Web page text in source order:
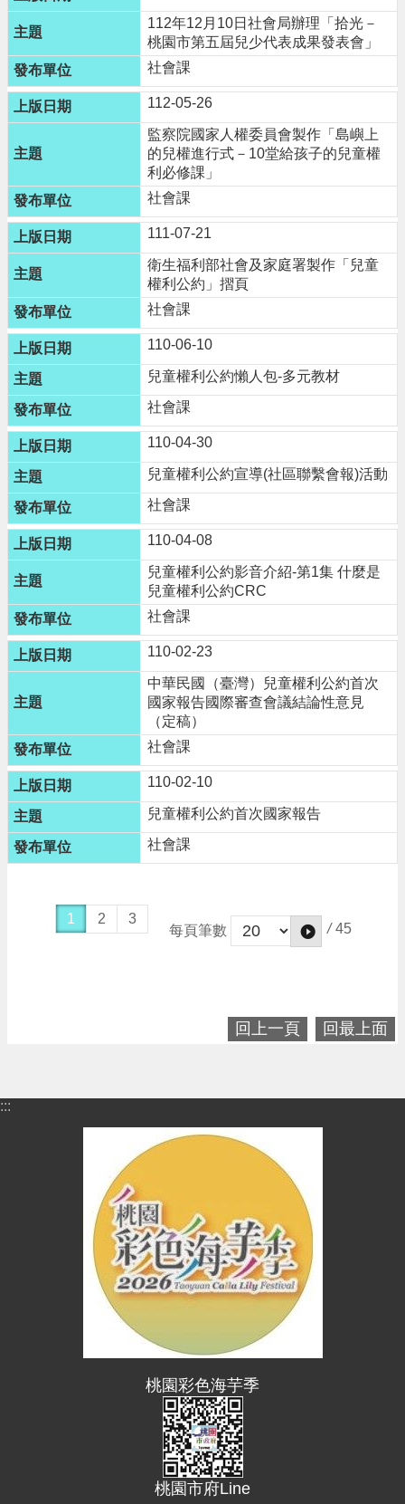
政
信
常
見
問
園
市
政
府
E
n
g
l
i
s
h
隱
私
權
政
策
政
府
網
站
資
料
開
放
告
網
站
安
全
政
策
112年12月10日社會局辦理「拾光－
桃園市第五屆兒少代表成果發表會」
社會課
112-05-26
監察院國家人權委員會製作「島嶼上
的兒權進行式－10堂給孩子的兒童權
利必修課」
社會課
111-07-21
衛生福利部社會及家庭署製作「兒童
權利公約」摺頁
社會課
110-06-10
兒童權利公約懶人包-多元教材
社會課
110-04-30
兒童權利公約宣導(社區聯繫會報)活動
社會課
110-04-08
兒童權利公約影音介紹-第1集 什麼是
兒童權利公約CRC
社會課
110-02-23
中華民國（臺灣）兒童權利公約首次
國家報告國際審查會議結論性意見
（定稿）
社會課
110-02-10
兒童權利公約首次國家報告
社會課
1 2 3
每頁筆數 / 45
回上一頁 回最上面
:::
桃園彩色海芋季
桃園市府Line